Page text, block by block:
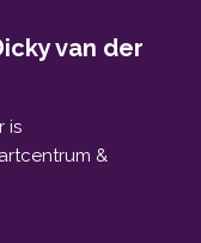
van der
is
&